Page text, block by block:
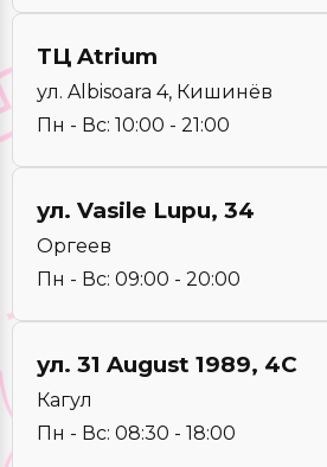
ТЦ Atrium
ул. Albisoara 4, Кишинёв
Пн - Вс: 10:00 - 21:00
ул. Vasile Lupu, 34
Оргеев
Пн - Вс: 09:00 - 20:00
ул. 31 August 1989, 4C
Кагул
Пн - Вс: 08:30 - 18:00